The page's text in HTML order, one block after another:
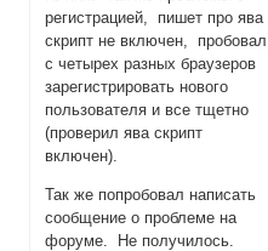
регистрацией, пишет про ява
скрипт не включен, пробовал
с четырех разных браузеров
зарегистрировать нового
пользователя и все тщетно
(проверил ява скрипт
включен).
Так же попробовал написать
сообщение о проблеме на
форуме. Не получилось.